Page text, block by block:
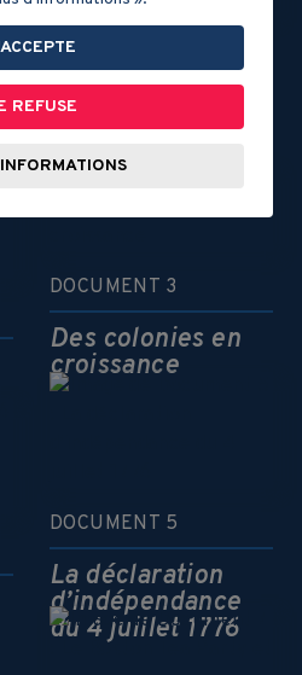
DOCUMENT 2
No taxation
without
representation
DOCUMENT 3
Des colonies en
croissance
DOCUMENT 5
La déclaration
d’indépendance
du 4 juillet 1776
REFUSE